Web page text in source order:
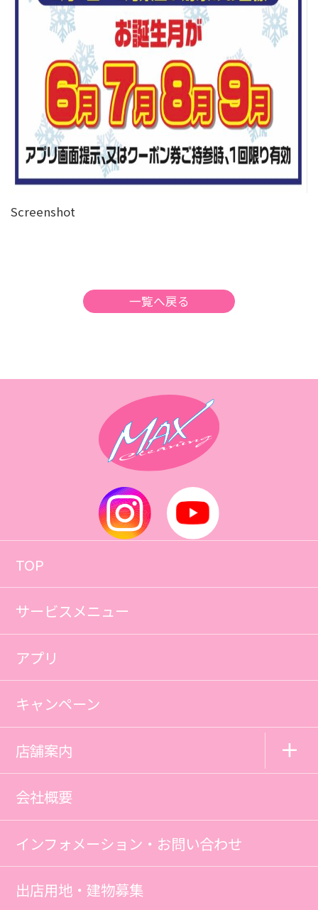
Screenshot
一覧へ戻る
TOP
サービスメニュー
アプリ
キャンペーン
店舗案内
会社概要
インフォメーション・お問い合わせ
出店用地・建物募集